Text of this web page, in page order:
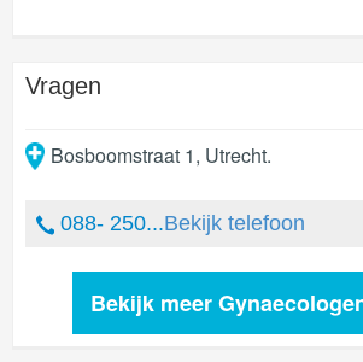
Vragen
Bosboomstraat 1, Utrecht.
088- 250...Bekijk telefoon
Bekijk meer